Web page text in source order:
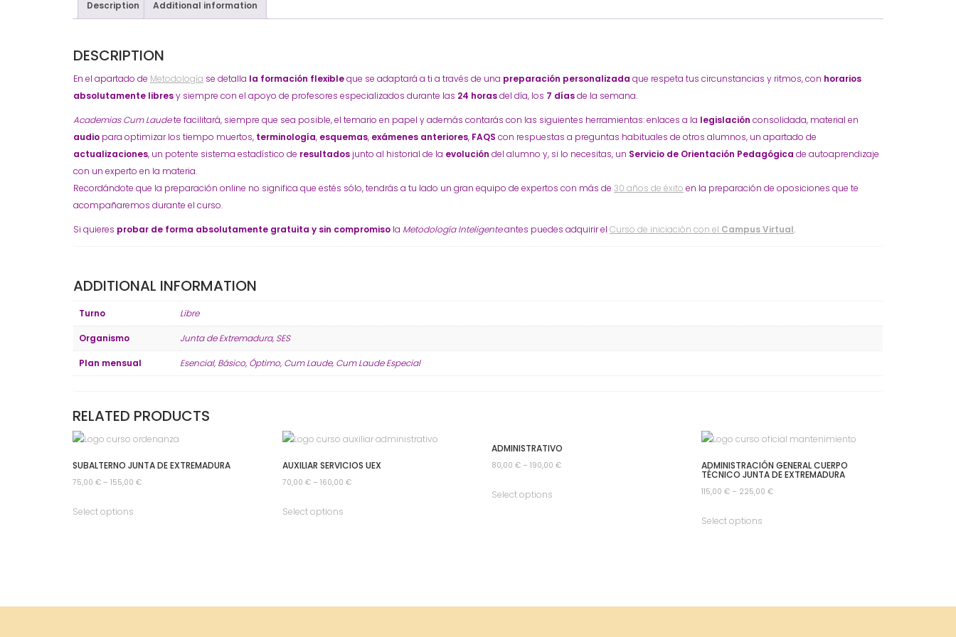
Description Additional information
DESCRIPTION
En el apartado de Metodología se detalla la formación flexibleque se adaptará a ti a través de una preparación personalizada que respeta tus circunstancias y ritmos, con horarios
absolutamente libresy siempre con el apoyo de profesores especializados durante las 24 horasdel día, los 7 díasde la semana.
Academias Cum Laudete facilitará, siempre que sea posible, el temario en papel y además contarás con las siguientes herramientas: enlaces a la legislación consolidada, material en
audio para optimizar los tiempo muertos, terminología, esquemas, exámenes anteriores, FAQS con respuestas a preguntas habituales de otros alumnos, un apartado de
actualizaciones, un potente sistema estadístico de resultados junto al historial de la evolución del alumno y, si lo necesitas, un Servicio de Orientación Pedagógica de autoaprendizaje
con un experto en la materia.
Recordándote que la preparación online no significa que estés sólo, tendrás a tu lado un gran equipo de expertos con más de 30 años de éxito en la preparación de oposiciones que te
acompañaremos durante el curso.
Si quieres probar de forma absolutamente gratuita y sin compromiso la Metodología Inteligenteantes puedes adquirir el Curso de iniciación con el Campus Virtual.
ADDITIONAL INFORMATION
Turno Libre
Organismo Junta de Extremadura, SES
Plan mensual Esencial, Básico, Óptimo, Cum Laude, Cum Laude Especial
RELATED PRODUCTS
SUBALTERNO JUNTA DE EXTREMADURA
75,00 € – 155,00 €
Select options
AUXILIAR SERVICIOS UEX
70,00 €– 160,00 €
Select options
ADMINISTRATIVO
80,00€ –190,00€
Select options
ADMINISTRACIÓN GENERAL CUERPO
TÉCNICO JUNTA DE EXTREMADURA
115,00€ – 225,00€
Select options